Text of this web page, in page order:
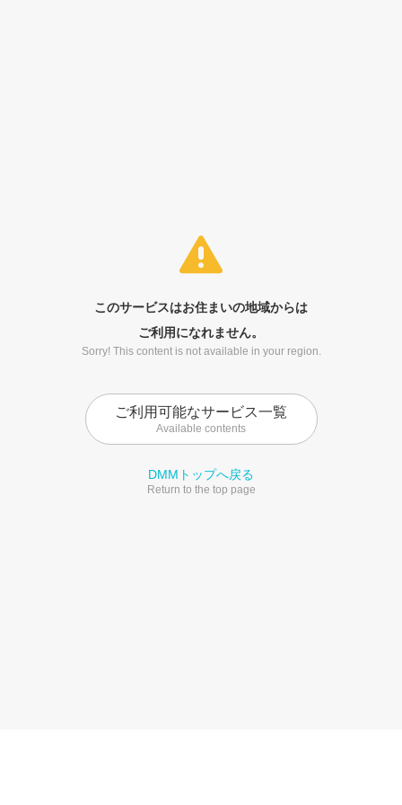
このサービスはお住まいの地域からは
ご利用になれません。
Sorry! This content is not available in your region.
ご利用可能なサービス一覧
Available contents
DMMトップへ戻る
Return to the top page